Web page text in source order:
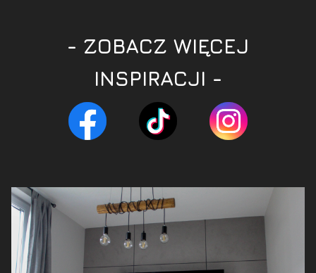
- ZOBACZ WIĘCEJ
INSPIRACJI -